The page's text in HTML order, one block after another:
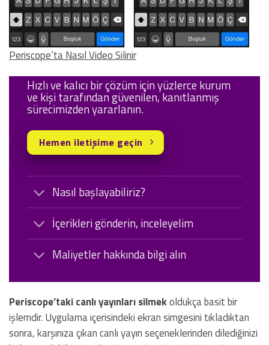
Periscope’ta Nasıl Video Silinir
Nasıl başlayabiliriz?
İçerikleri gönderin, inceleyelim
Maliyetler hakkında bilgi alın
Hızlı ve kalıcı bir çözüm için yüzlerce kurum
ve kişi tarafından güvenilen, kanıtlanmış
sürecimizden yararlanın.
Hemen iletişime geçin
Periscope’taki canlı yayınları silmekoldukça basit bir
işlemdir. Uygulama içerisindeki ekran simgesini tıkladıktan
sonra, karşınıza çıkan canlı yayın seçeneklerinden dilediğinizi